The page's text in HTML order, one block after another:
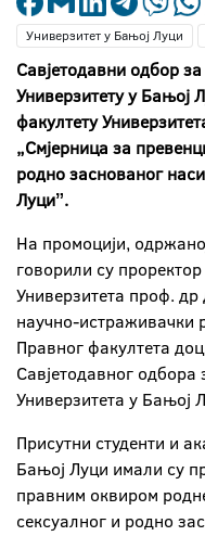
Универзитет у Бањој Луци
Савјетодавни одбор
Универзитету у Бањој
факултету
„Смјерница за
родно заснованог
Луциˮ.
На промоцији,
говорили су
Универзитета проф.
научно-истраживачки
Правног факултета
Савјетодавног
Универзитета у Бањој
Присутни студенти и
Бањој Луци имали су
правним оквиром
сексуалног и родно